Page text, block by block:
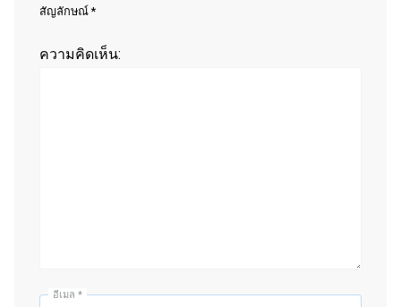
สัญลักษณ์ *
ความคิดเห็น:
อีเมล *